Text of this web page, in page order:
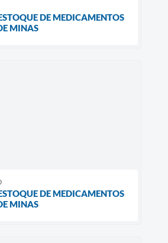
DE MEDICAMENTOS
MINAS
DE MEDICAMENTOS
MINAS